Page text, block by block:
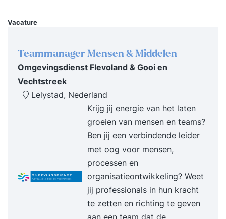
onderdeel van deze cursus. Bij een voldoende
resultaat voor de opdrachten ontvangt u voor
deze voertuigen een GRATIS certificaat. Lees
ervaringen over BLOM opleidingen's training
Basisopleiding Reachtruck (beginner) op
reachtruckopleiding is als basisopleiding bedoeld
voor (Engelstalige) medewerkers die nog geen
enkele ervaring op een reachtruck hebben.
Programma De opleidingsduur bedraagt 2 lange
dagen, van 07.00 uur tot 14.30 uur, waarbij de
nadruk met 10 uur praktijktijd op de praktijk
Vacature
Teammanager Mensen & Middelen
Omgevingsdienst Flevoland & Gooi en
Vechtstreek
Lelystad, Nederland
Krijg jij energie van het laten
groeien van mensen en teams?
Ben jij een verbindende leider
met oog voor mensen,
processen en
organisatieontwikkeling? Weet
jij professionals in hun kracht
te zetten en richting te geven